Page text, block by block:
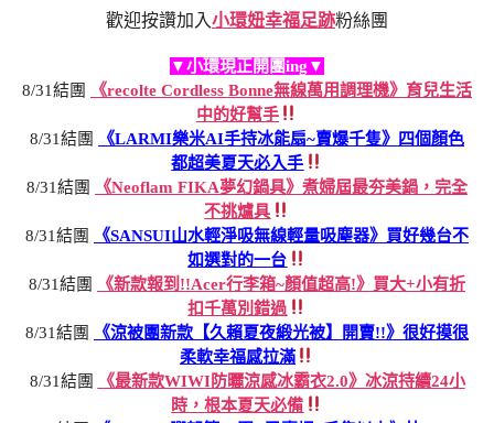
歡迎按讚加入小環妞幸福足跡粉絲團
▼小環現正開團ing▼
8/31結團
《recolte Cordless Bonne無線萬用調理機》育兒生活
中的好幫手
8/31結團
《LARMI樂米AI手持冰能扇~賣爆千隻》四個顏色
都超美夏天必入手
8/31結團
《Neoflam FIKA夢幻鍋具》煮婦屆最夯美鍋，完全
不挑爐具
8/31結團
《SANSUI山水輕淨吸無線輕量吸塵器》買好幾台不
如選對的一台
8/31結團
《新款報到!!Acer行李箱~顏值超高!》買大+小有折
扣千萬別錯過
8/31結團
《涼被團新款【久賴夏夜緞光被】開賣!!》很好摸很
柔軟幸福感拉滿
8/31結團
《最新款WIWI防曬涼感冰霸衣2.0》冰涼持續24小
時，根本夏天必備